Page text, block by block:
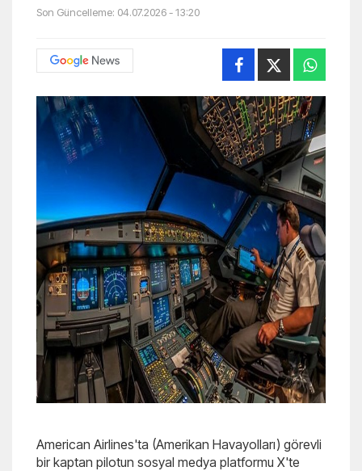
Son Güncelleme: 04.07.2026 - 13:20
American Airlines'ta (Amerikan Havayolları) görevli
bir kaptan pilotun sosyal medya platformu X'te